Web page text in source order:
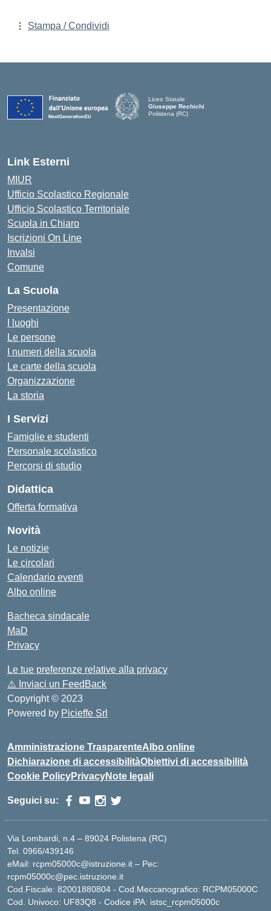
Stampa / Condividi
Liceo Statale
Giuseppe Rechichi
Polistena (RC)
Link Esterni
MIUR
Ufficio Scolastico Regionale
Ufficio Scolastico Territoriale
Scuola in Chiaro
Iscrizioni On Line
Invalsi
Comune
La Scuola
Presentazione
I luoghi
Le persone
I numeri della scuola
Le carte della scuola
Organizzazione
La storia
I Servizi
Famiglie e studenti
Personale scolastico
Percorsi di studio
Didattica
Offerta formativa
Novità
Le notizie
Le circolari
Calendario eventi
Albo online
Bacheca sindacale
MaD
Privacy
Le tue preferenze relative alla privacy
⚠️ Inviaci un FeedBack
Copyright © 2023
Powered by Picieffe Srl
Amministrazione TrasparenteAlbo online
Dichiarazione di accessibilitàObiettivi di accessibilità
Cookie PolicyPrivacyNote legali
Seguici su:
Via Lombardi, n.4 – 89024 Polistena (RC)
Tel. 0966/439146
eMail: rcpm05000c@istruzione.it – Pec:
rcpm05000c@pec.istruzione.it
Cod.Fiscale: 82001880804 - Cod.Meccanografico: RCPM05000C
Cod. Univoco: UF83Q8 - Codice iPA: istsc_rcpm05000c